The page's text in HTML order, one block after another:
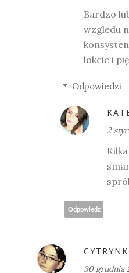
Bardzo
wzgledu
lokcie i
Odpowiedzi
2
Odpowiedz
30 grudnia